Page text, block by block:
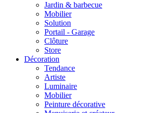
Jardin & barbecue
Mobilier
Solution
Portail - Garage
Clôture
Store
Décoration
Tendance
Artiste
Luminaire
Mobilier
Peinture décorative